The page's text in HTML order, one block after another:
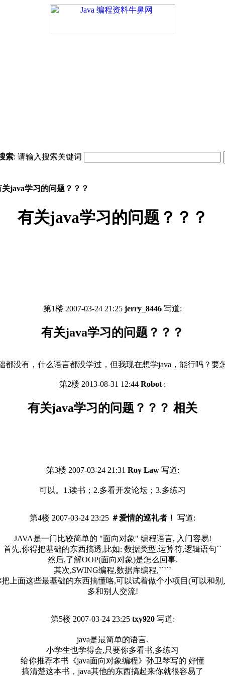
索: 请输入搜索关键词
java学习的问题？？？
有关java学习的问题？？？
第1楼 2007-03-24 21:25 jerry_8446 写道:
有关java学习的问题？？？
都没有，什么语言都没学过，但我现在想学java，能行吗？要
第2楼 2013-08-31 12:44 Robot :
有关java学习的问题？？？ 相关
第3楼 2007-03-24 21:31 Roy Law 写道:
可以。1.读书；2.多看开发论坛；3.多练习
第4楼 2007-03-24 23:25 ＃爱情的巡礼者！ 写道:
JAVA是一门比较简单的 "面向对象" 编程语言, 入门容易!
首先,你得把基础的东西搞透,比如: 数据类型,运算符,逻辑语句``
然后,了解OOP(面向对象)是怎么回事.
其次,SWING编程,数据库编程,`````
上面这些最基础的东西搞懂咯,可以试着做个小项目(可以和别
多和别人交流!
第5楼 2007-03-24 23:25 txy920 写道:
java是最简单的语言.
小学生也学得会,只要你多看书,多练习
给你推荐本书《java面向对象编程》孙卫琴写的 好懂
搞清楚这本书，java其他的东西搞起来你就很容易了